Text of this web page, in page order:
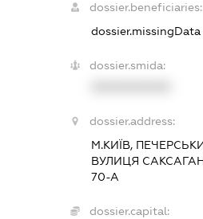
dossier.beneficiaries:
dossier.missingData
dossier.smida:
dossier.address:
М.КИЇВ,
ВУЛИЦЯ
70-А
dossier.capital: